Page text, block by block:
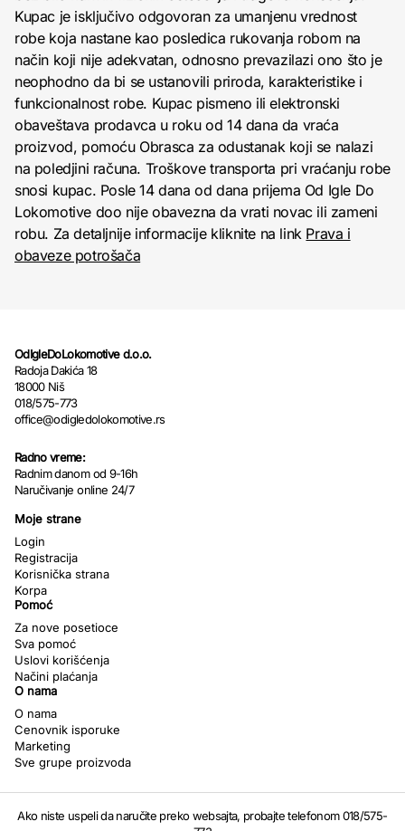
Kupac je isključivo odgovoran za umanjenu vrednost
robe koja nastane kao posledica rukovanja robom na
način koji nije adekvatan, odnosno prevazilazi ono što je
neophodno da bi se ustanovili priroda, karakteristike i
funkcionalnost robe. Kupac pismeno ili elektronski
obaveštava prodavca u roku od 14 dana da vraća
proizvod, pomoću Obrasca za odustanak koji se nalazi
na poledjini računa. Troškove transporta pri vraćanju robe
snosi kupac. Posle 14 dana od dana prijema Od Igle Do
Lokomotive doo nije obavezna da vrati novac ili zameni
robu. Za detaljnije informacije kliknite na link Prava i
obaveze potrošača
OdIgleDoLokomotive d.o.o.
Radoja Dakića 18
18000 Niš
018/575-773
office@odigledolokomotive.rs
Radno vreme:
Radnim danom od 9-16h
Naručivanje online 24/7
Moje strane
Login
Registracija
Korisnička strana
Korpa
Pomoć
Za nove posetioce
Sva pomoć
Uslovi korišćenja
Načini plaćanja
O nama
O nama
Cenovnik isporuke
Marketing
Sve grupe proizvoda
Ako niste uspeli da naručite preko websajta, probajte telefonom 018/575-